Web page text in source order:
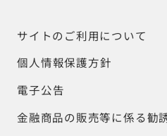
サイトのご利用について
個人情報保護方針
電子公告
金融商品の販売等に係る勧